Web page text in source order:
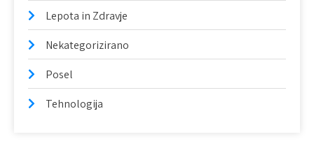
Lepota in Zdravje
Nekategorizirano
Posel
Tehnologija